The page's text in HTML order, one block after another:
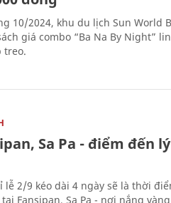
10/2024, khu du lịch Sun World
giá combo “Ba Na By Night”
treo.
Sa Pa - điểm đến
lễ 2/9 kéo dài 4 ngày sẽ là thời
Fansipan, Sa Pa - nơi nắng